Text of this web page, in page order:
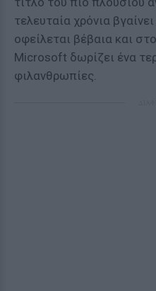
τελευταία χρόνια
οφείλεται βέβαια και
Microsoft δωρίζει ένα
φιλανθρωπίες.